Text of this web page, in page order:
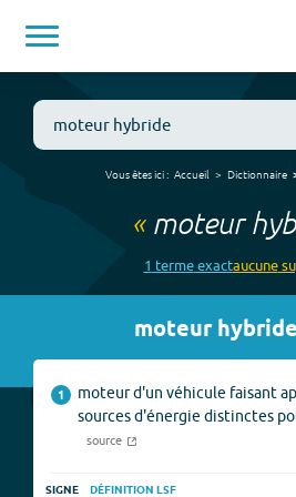
Vous êtes ici : Accueil Dictionnaire
« moteur
1 termeexactaucune
moteur hybride
1
moteur d'un véhicule faisant
sources d'énergie distinctes
source
SIGNE DÉFINITION LSF